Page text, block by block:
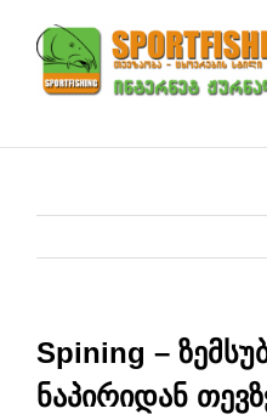
content
Spining –
ნაპირიდან